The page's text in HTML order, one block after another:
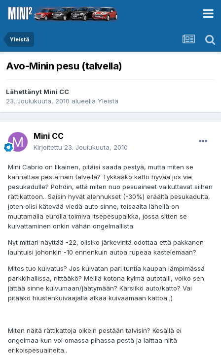
Yleistä
Avo-Minin pesu (talvella)
Lähettänyt Mini CC
23. Joulukuuta, 2010 alueella Yleistä
Mini CC
Kirjoitettu 23. Joulukuuta, 2010
Mini Cabrio on likainen, pitäisi saada pestyä, mutta miten se
kannattaa pestä näin talvella? Tykkääkö katto hyvää jos vie
pesukadulle? Pohdin, että miten nuo pesuaineet vaikuttavat siihen
rättikattoon.. Saisin hyvät alennukset (-30%) eräältä pesukadulta,
joten olisi kätevää viedä auto sinne, toisaalta lähellä on
muutamalla eurolla toimiva itsepesupaikka, jossa sitten se
kuivattaminen onkin vähän ongelmallista.
Nyt mittari näyttää -22, olisiko järkevintä odottaa että pakkanen
lauhtuisi johonkin -10 ennenkuin autoa rupeaa kastelemaan?
Mites tuo kuivatus? Jos kuivatan pari tuntia kaupan lämpimässä
parkkihallissa, riittääkö? Meillä kotona kylmä autotalli, voiko sen
jättää sinne kuivumaan/jäätymään? Kärsiikö auto/katto? Vai
pitääkö hiustenkuivaajalla alkaa kuivaamaan kattoa ;)
Miten näitä rättikattoja oikein pestään talvisin? Kesällä ei
ongelmaa kun voi omassa pihassa pestä ja laittaa niitä
erikoispesuaineita..